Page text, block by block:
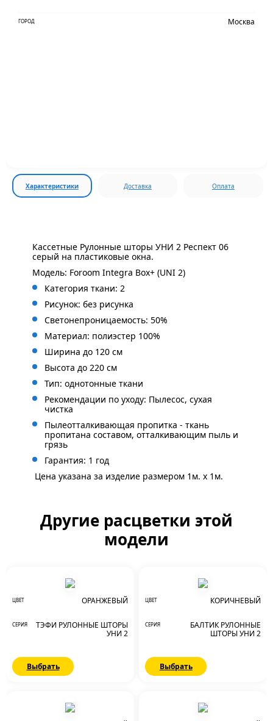
ГОРОД Москва
Характеристики Доставка Оплата
Кассетные Рулонные шторы УНИ 2 Респект 06
серый на пластиковые окна.
Модель: Foroom Integra Box+ (UNI 2)
Категория ткани: 2
Рисунок: без рисунка
Светонепроницаемость: 50%
Материал: полиэстер 100%
Ширина до 120 см
Высота до 220 см
Тип: однотонные ткани
Рекомендации по уходу: Пылесос, сухая
чистка
Пылеотталкивающая пропитка - ткань
пропитана составом, отталкивающим пыль и
грязь
Гарантия: 1 год
Цена указана за изделие размером 1м. x 1м.
Другие расцветки этой
модели
ЦВЕТ ОРАНЖЕВЫЙ
СЕРИЯ
ТЭФИ РУЛОННЫЕ ШТОРЫ
УНИ 2
Выбрать
ЦВЕТ КОРИЧНЕВЫЙ
СЕРИЯ
БАЛТИК РУЛОННЫЕ
ШТОРЫ УНИ 2
Выбрать